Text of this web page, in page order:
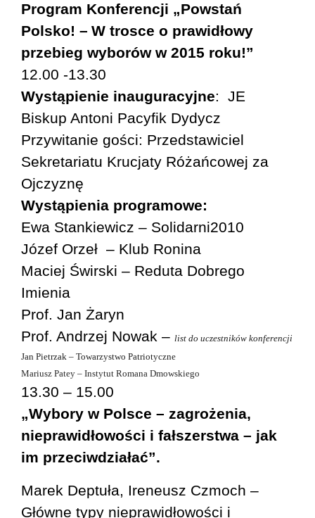
Program Konferencji „Powstań
Polsko! – W trosce o prawidłowy
przebieg wyborów w 2015 roku!”
12.00 -13.30
Wystąpienie inauguracyjne: JE
Biskup Antoni Pacyfik Dydycz
Przywitanie gości: Przedstawiciel
Sekretariatu Krucjaty Różańcowej za
Ojczyznę
Wystąpienia programowe:
Ewa Stankiewicz – Solidarni2010
Józef Orzeł – Klub Ronina
Maciej Świrski – Reduta Dobrego
Imienia
Prof. Jan Żaryn
Prof. Andrzej Nowak – list do uczestników konferencji
Jan Pietrzak – Towarzystwo Patriotyczne
Mariusz Patey – Instytut Romana Dmowskiego
13.30 – 15.00
„Wybory w Polsce – zagrożenia,
nieprawidłowości i fałszerstwa – jak
im przeciwdziałać”.
Marek Deptuła, Ireneusz Czmoch –
Główne typy nieprawidłowości i